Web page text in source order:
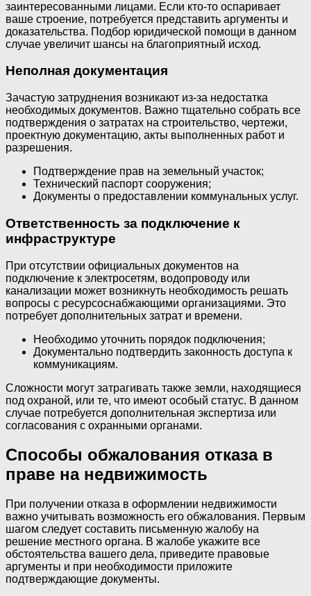
заинтересованными лицами. Если кто-то оспаривает
ваше строение, потребуется представить аргументы и
доказательства. Подбор юридической помощи в данном
случае увеличит шансы на благоприятный исход.
Неполная документация
Зачастую затруднения возникают из-за недостатка
необходимых документов. Важно тщательно собрать все
подтверждения о затратах на строительство, чертежи,
проектную документацию, акты выполненных работ и
разрешения.
Подтверждение прав на земельный участок;
Технический паспорт сооружения;
Документы о предоставлении коммунальных услуг.
Ответственность за подключение к
инфраструктуре
При отсутствии официальных документов на
подключение к электросетям, водопроводу или
канализации может возникнуть необходимость решать
вопросы с ресурсоснабжающими организациями. Это
потребует дополнительных затрат и времени.
Необходимо уточнить порядок подключения;
Документально подтвердить законность доступа к
коммуникациям.
Сложности могут затрагивать также земли, находящиеся
под охраной, или те, что имеют особый статус. В данном
случае потребуется дополнительная экспертиза или
согласования с охранными органами.
Способы обжалования отказа в
праве на недвижимость
При получении отказа в оформлении недвижимости
важно учитывать возможность его обжалования. Первым
шагом следует составить письменную жалобу на
решение местного органа. В жалобе укажите все
обстоятельства вашего дела, приведите правовые
аргументы и при необходимости приложите
подтверждающие документы.